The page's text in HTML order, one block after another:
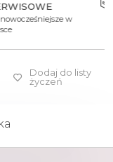
w
Dodaj do listy
życzeń